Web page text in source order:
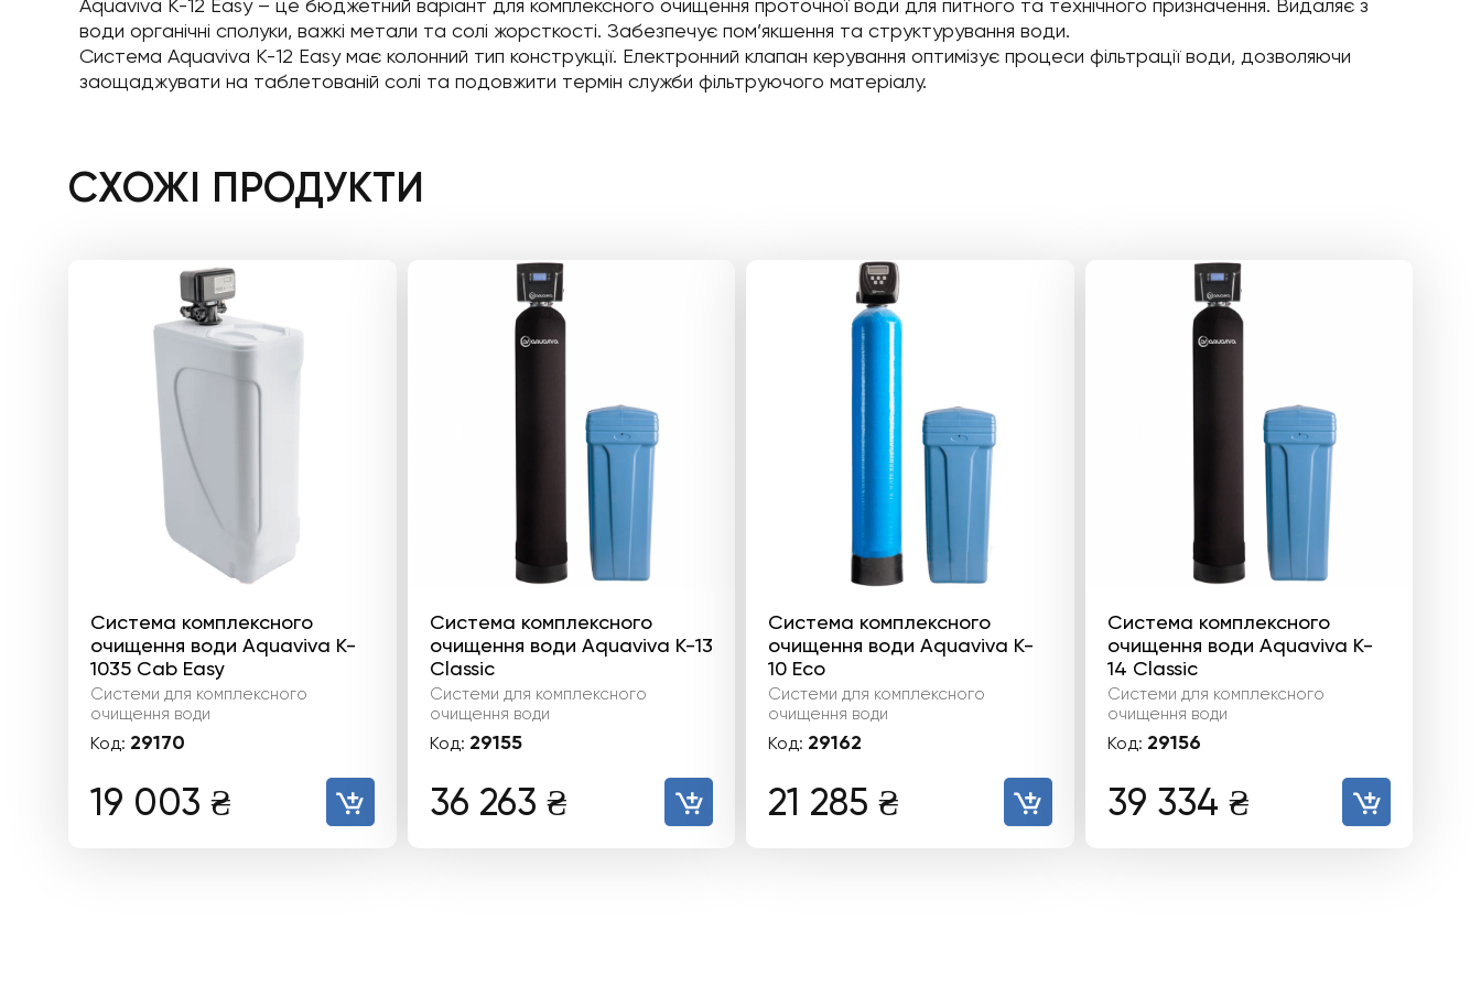
Aquaviva K-12 Easy – це бюджетний варіант для комплексного очищення проточної води для питного та технічного призначення. Видаляє з
води органічні сполуки, важкі метали та солі жорсткості. Забезпечує пом’якшення та структурування води.
Система Aquaviva K-12 Easy має колонний тип конструкції. Електронний клапан керування оптимізує процеси фільтрації води, дозволяючи
заощаджувати на таблетованій солі та подовжити термін служби фільтруючого матеріалу.
СХОЖІ ПРОДУКТИ
Система комплексного
очищення води Aquaviva K-
1035 Cab Easy
Системи для комплексного
очищення води
Код: 29170
19 003 ₴
Система комплексного
очищення води Aquaviva K-13
Classic
Системи для комплексного
очищення води
Код: 29155
36 263 ₴
Система комплексного
очищення води Aquaviva K-
10 Eco
Системи для комплексного
очищення води
Код: 29162
21 285 ₴
Система комплексного
очищення води Aquaviva K-
14 Classic
Системи для комплексного
очищення води
Код: 29156
39 334 ₴